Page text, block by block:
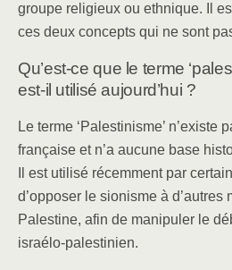
groupe religieux ou ethnique. Il
ces deux concepts qui ne sont
Qu’est-ce que le terme
est-il utilisé aujourd’hui ?
Le terme ‘Palestinisme’ n’existe
française et n’a aucune base
Il est utilisé récemment par
d’opposer le sionisme à d’autres
Palestine, afin de manipuler le
israélo-palestinien.